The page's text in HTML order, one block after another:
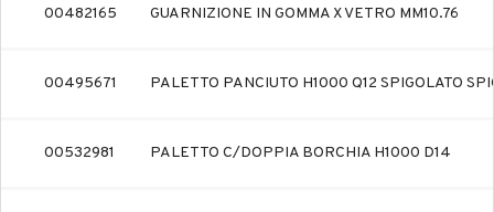
00482165 GUARNIZIONE IN GOMMA X VETRO MM10.76
00495671 PALETTO PANCIUTO H1000 Q12 SPIGOLATO
00532981 PALETTO C/DOPPIA BORCHIA H1000 D14